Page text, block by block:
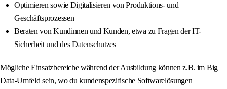
Optimieren sowie Digitalisieren von Produktions- und
Geschäftsprozessen
Beraten von Kundinnen und Kunden, etwa zu Fragen der IT-
Sicherheit und des Datenschutzes
Mögliche Einsatzbereiche während der Ausbildung können z.B. im Big
Data-Umfeld sein, wo du kundenspezifische Softwarelösungen